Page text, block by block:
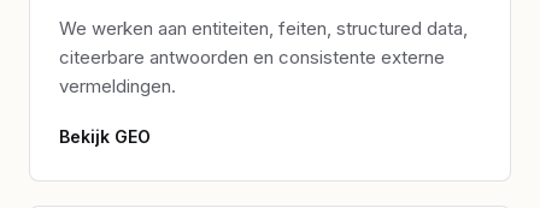
We werken aan entiteiten, feiten, structured data,
citeerbare antwoorden en consistente externe
vermeldingen.
Bekijk GEO